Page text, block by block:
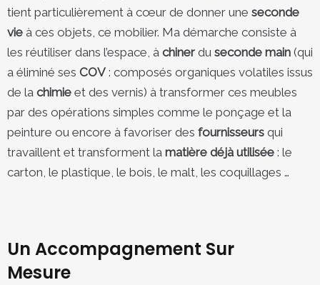
tient particulièrement à cœur de donner une seconde
vie à ces objets, ce mobilier. Ma démarche consiste à
les réutiliser dans l’espace, à chiner du seconde main (qui
a éliminé ses COV : composés organiques volatiles issus
de la chimie et des vernis) à transformer ces meubles
par des opérations simples comme le ponçage et la
peinture ou encore à favoriser des fournisseurs qui
travaillent et transforment la matière déjà utilisée : le
carton, le plastique, le bois, le malt, les coquillages …
Un Accompagnement Sur
Mesure​